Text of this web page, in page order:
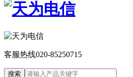
客服热线020-85250715